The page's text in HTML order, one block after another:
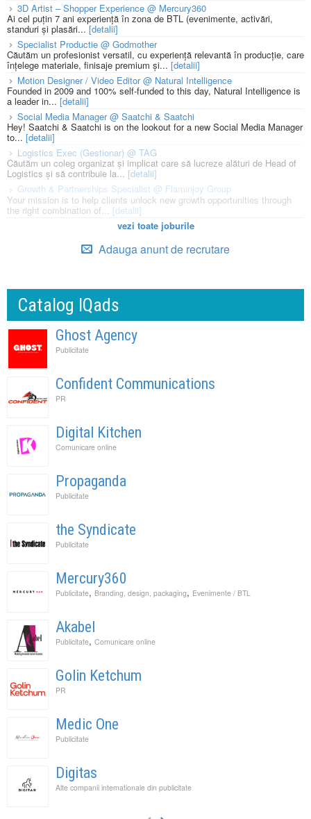
3D Artist – Shopper Experience @ Mercury360
Ai cel puțin 7 ani experiență în zona de BTL (evenimente, activări,
standuri și plasări...[detalii]
Specialist Productie @ Godmother
Căutăm un profesionist versatil, cu experiență relevantă în producție, care
înțelege materiale, finisaje premium și... [detalii]
Motion Designer / Video Editor @ Natural Intelligence
Founded in 2009 and 100% self-funded to this day, Natural Intelligence is
a leader in... [detalii]
Social Media Manager @ Saatchi & Saatchi
Hey! Saatchi & Saatchi is on the lookout for a new Social Media Manager
to... [detalii]
Logistics Exec (Gestionar) @ TAG
Căutăm un coleg organizat și implicat care să lucreze alături de Head of
Logistics și să contribuie la... [detalii]
Growth & Partnerships Specialist @ Flaminjoy Group
Your mission is to help clients unlock new growth opportunities through
the right combination of... [detalii]
vezi toate joburile
Adauga anunt de recrutare
Catalog IQads
Ghost Agency
Publicitate
Confident Communications
PR
Digital Kitchen
Comunicare online
Propaganda
Publicitate
the Syndicate
Publicitate
Mercury360
Publicitate, Branding, design, packaging, Evenimente / BTL
Akabel
Publicitate, Comunicare online
Golin Ketchum
PR
Medic One
Publicitate
Digitas
Alte companii internationale din publicitate